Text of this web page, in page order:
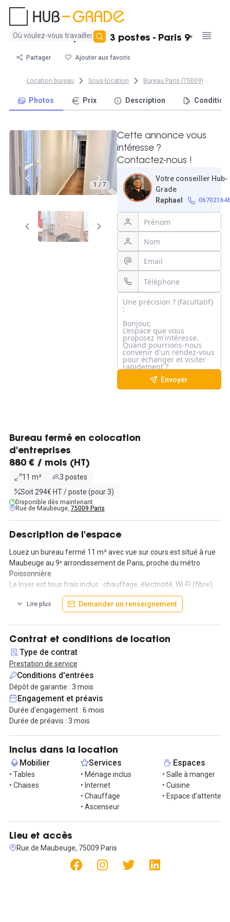
Aucun
trouvé
Bureau privatif 3 postes - Paris 9ᵉ
Partager Ajouter aux favoris
Location bureau Sous-location Bureau Paris (75009)
Photos Prix Description
1 / 7
Cette annonce vous
intéresse ?
Contactez-nous !
Votre conseiller Hub-
Grade
Raphael
Envoyer
Bureau fermé en colocation
d'entreprises
880 € / mois (HT)
11 m²
3 postes
Soit 294€ HT / poste (pour 3)
Disponible dès maintenant
Rue de Maubeuge, 75009 Paris
Description de l'espace
Louez un bureau fermé 11 m² avec vue sur cours est situé à rue
Maubeuge au 9ᵉ arrondissement de Paris, proche du métro
Poissonnière.
Le loyer est tous frais inclus : chauffage, électricité, Wi-Fi (fibre),
ménage 2 fois par semaine et produits d’entretien.
cuisine/salle à manger et également à l'espace d'attente pour
vos clients.
Pour organiser une visite, il suffit de nous contacter !
Lire plus Demander un renseignement
Contrat et conditions de location
Type de contrat
Prestation de service
Conditions d'entrées
Dépôt de garantie : 3 mois
Engagement et préavis
Durée d'engagement : 6 mois
Durée de préavis : 3 mois
Inclus dans la location
Mobilier
• Tables
• Chaises
Services
• Ménage inclus
• Internet
• Chauffage
• Ascenseur
Espaces
• Salle à manger
• Cuisine
• Espace d'attente
Lieu et accès
Rue de Maubeuge, 75009 Paris